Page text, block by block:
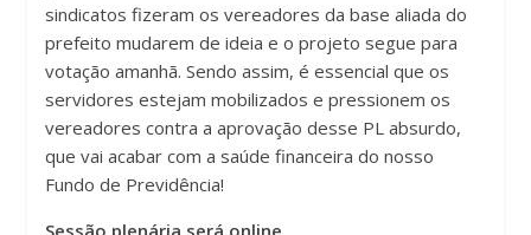
sindicatos fizeram os vereadores da base aliada do
prefeito mudarem de ideia e o projeto segue para
votação amanhã. Sendo assim, é essencial que os
servidores estejam mobilizados e pressionem os
vereadores contra a aprovação desse PL absurdo,
que vai acabar com a saúde financeira do nosso
Fundo de Previdência!
Sessão plenária será online